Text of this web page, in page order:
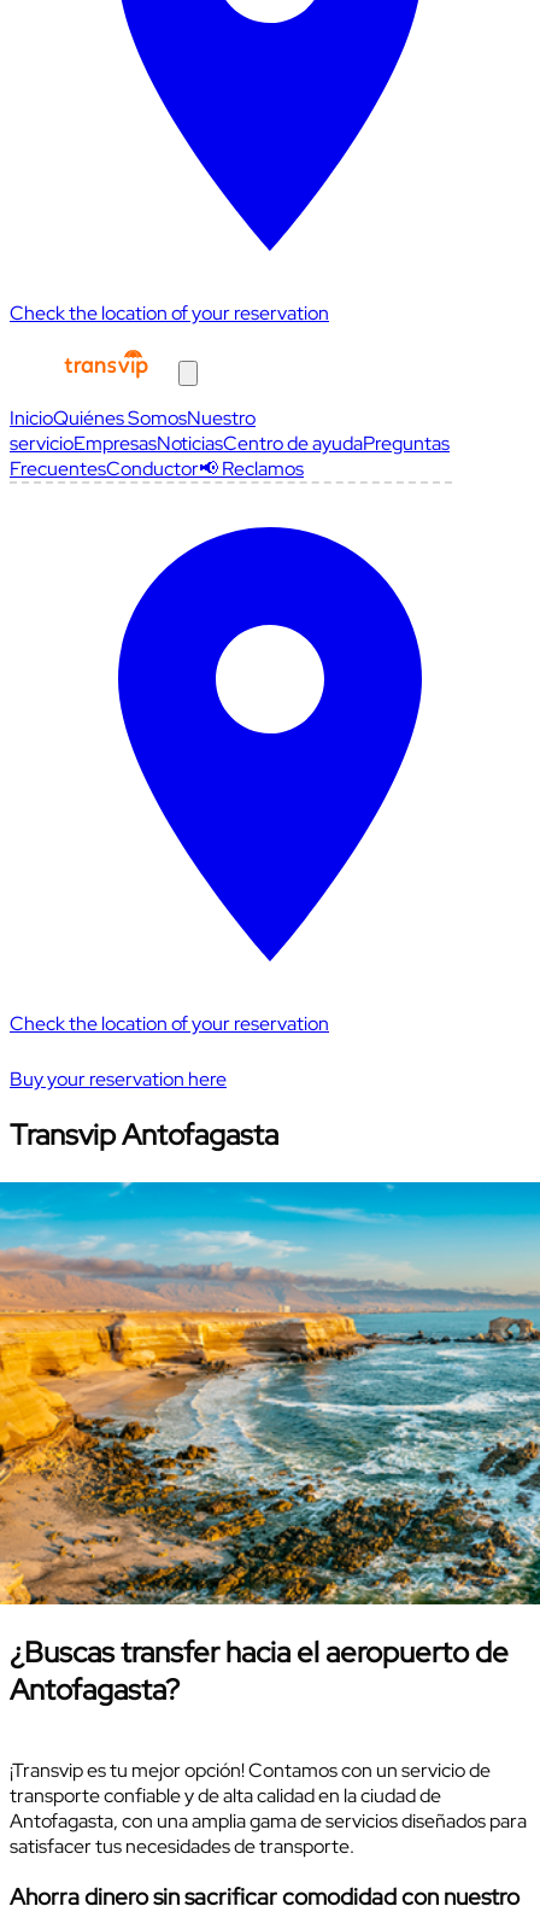
Check the location of your reservation
InicioQuiénes SomosNuestro
servicioEmpresasNoticiasCentro de ayudaPreguntas
FrecuentesConductor📢 Reclamos
Check the location of your reservation
Buy your reservation here
Transvip Antofagasta
¿Buscas transfer hacia el aeropuerto de
Antofagasta?
¡Transvip es tu mejor opción! Contamos con un servicio de
transporte confiable y de alta calidad en la ciudad de
Antofagasta, con una amplia gama de servicios diseñados para
satisfacer tus necesidades de transporte.
Ahorra dinero sin sacrificar comodidad con nuestro